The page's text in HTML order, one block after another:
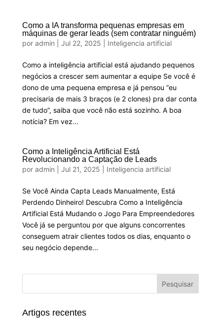
Como a IA transforma pequenas empresas em
máquinas de gerar leads (sem contratar ninguém)
por admin Jul 22, 2025 Inteligencia artificial
Como a inteligência artificial está ajudando pequenos
negócios a crescer sem aumentar a equipe Se você é
dono de uma pequena empresa e já pensou “eu
precisaria de mais 3 braços (e 2 clones) pra dar conta
de tudo”, saiba que você não está sozinho. A boa
notícia? Em vez...
Como a Inteligência Artificial Está
Revolucionando a Captação de Leads
por admin Jul 21, 2025 Inteligencia artificial
Se Você Ainda Capta Leads Manualmente, Está
Perdendo Dinheiro! Descubra Como a Inteligência
Artificial Está Mudando o Jogo Para Empreendedores
Você já se perguntou por que alguns concorrentes
conseguem atrair clientes todos os dias, enquanto o
seu negócio depende...
Artigos recentes